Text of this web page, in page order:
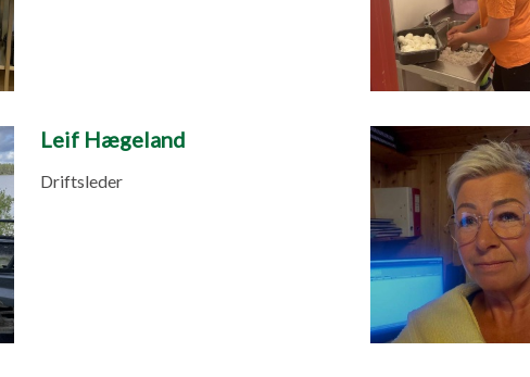
Leif Hægeland
Driftsleder